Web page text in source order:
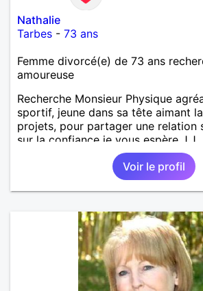
Nathalie
Tarbes - 73 ans
Femme divorcé(e) de 73 ans
amoureuse
Recherche Monsieur Physique
sportif, jeune dans sa tête aimant
projets, pour partager une relation
sur la confiance je vous espère J.J
Voir le profil